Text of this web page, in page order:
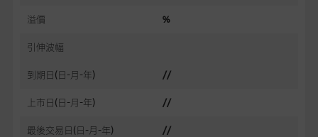
溢價 %
引伸波幅
到期日(日-月-年) //
上市日(日-月-年) //
最後交易日(日-月-年) //